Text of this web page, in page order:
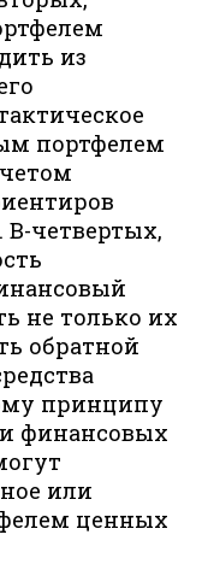
из
портфелем
четвертых,
не только их
обратной
принципу
финансовых
или
ценных